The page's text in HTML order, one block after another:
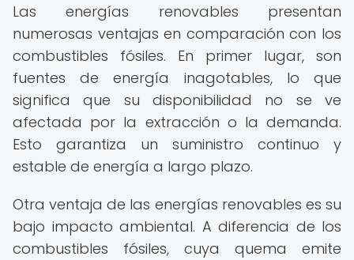
Las energías renovables presentan
numerosas ventajas en comparación con los
combustibles fósiles. En primer lugar, son
fuentes de energía inagotables, lo que
significa que su disponibilidad no se ve
afectada por la extracción o la demanda.
Esto garantiza un suministro continuo y
estable de energía a largo plazo.
Otra ventaja de las energías renovables es su
bajo impacto ambiental. A diferencia de los
combustibles fósiles, cuya quema emite